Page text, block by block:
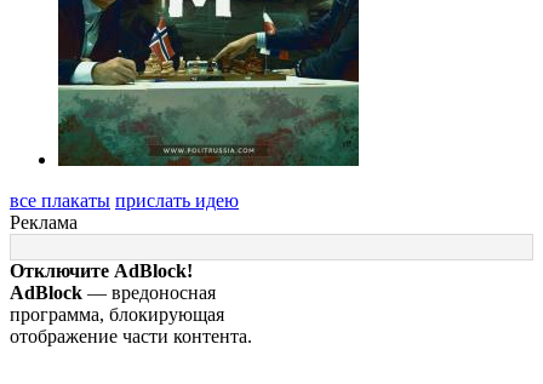
все плакаты прислать идею
Реклама
Отключите AdBlock!
AdBlock — вредоносная
программа, блокирующая
отображение части контента.